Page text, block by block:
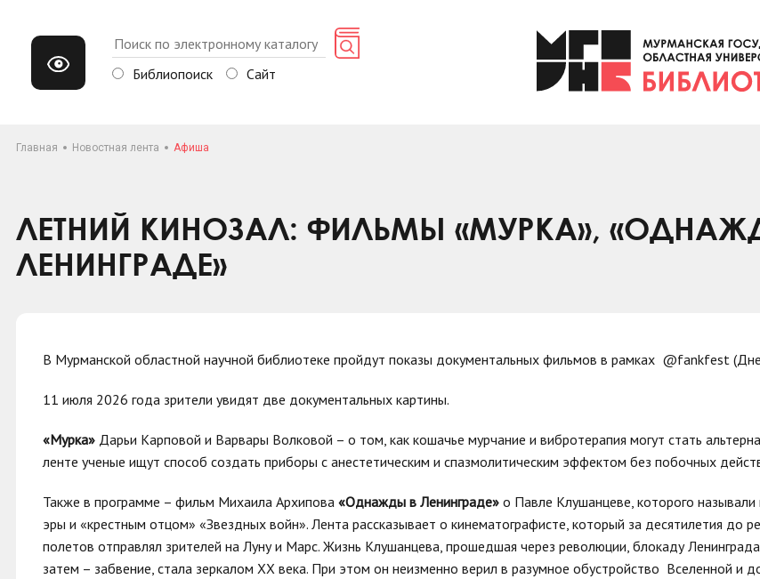
Библиопоиск Сайт
Главная Новостная лента Афиша
ЛЕТНИЙ КИНОЗАЛ: ФИЛЬМЫ «МУРКА»,
ЛЕНИНГРАДЕ»
В Мурманской областной научной библиотеке пройдут показы документальных фильмов в рамках @fankfest
11 июля 2026 года зрители увидят две документальных картины.
«Мурка» Дарьи Карповой и Варвары Волковой – о том, как кошачье мурчание и вибротерапия могут стать
ленте ученые ищут способ создать приборы с анестетическим и спазмолитическим эффектом без побочных
Также в программе – фильм Михаила Архипова «Однажды в Ленинграде» о Павле Клушанцеве, которого
эры и «крестным отцом» «Звездных войн». Лента рассказывает о кинематографисте, который за десятилетия до
полетов отправлял зрителей на Луну и Марс. Жизнь Клушанцева, прошедшая через революции, блокаду
затем – забвение, стала зеркалом XX века. При этом он неизменно верил в разумное обустройство Вселенной и